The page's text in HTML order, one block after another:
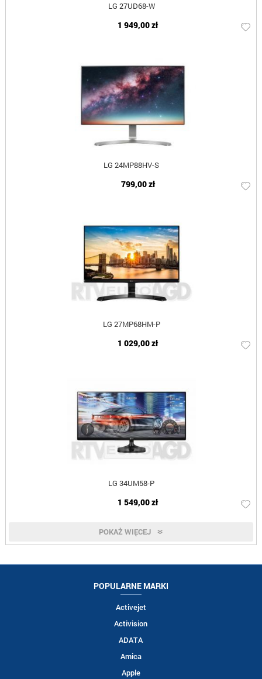
LG 27UD68-W
1 949,00 zł
LG 24MP88HV-S
799,00 zł
LG 27MP68HM-P
1 029,00 zł
LG 34UM58-P
1 549,00 zł
POKAŻ WIĘCEJ
POPULARNE MARKI
Activejet
Activision
ADATA
Amica
Apple